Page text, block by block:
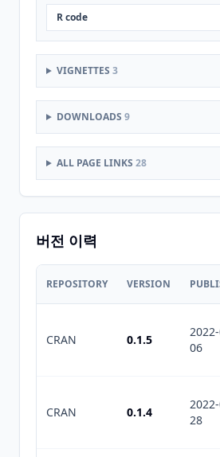
R code
VIGNETTES 3
DOWNLOADS 9
ALL PAGE LINKS 28
버전 이력
REPOSITORY VERSION
CRAN 0.1.5
06
CRAN 0.1.4
28